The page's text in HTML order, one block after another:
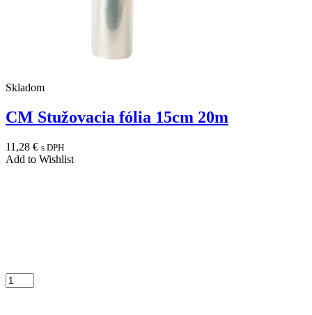
Skladom
CM Stužovacia fólia 15cm 20m
11,28 € s DPH
Add to Wishlist